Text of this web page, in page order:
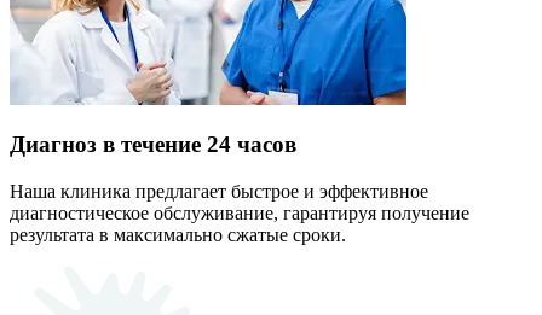
Диагноз в течение 24 часов
Наша клиника предлагает быстрое и эффективное
диагностическое обслуживание, гарантируя получение
результата в максимально сжатые сроки.